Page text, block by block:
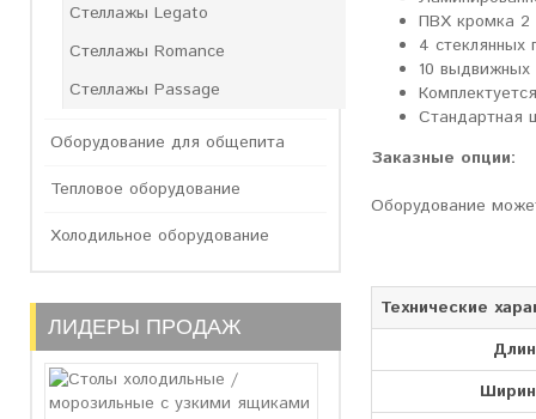
Стеллажы Legato
Стеллажы Romance
Стеллажы Passage
Оборудование для общепита
Тепловое оборудование
Холодильное оборудование
ЛИДЕРЫ ПРОДАЖ
ПВХ кромка 2
4 стеклянных
10
Стандартная
Заказные опции:
Оборудование
Технические